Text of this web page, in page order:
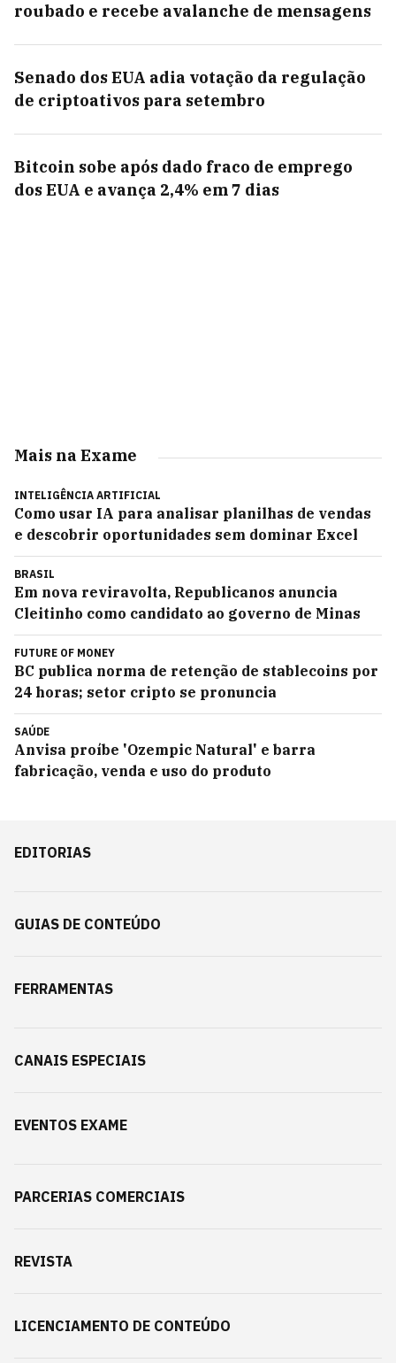
roubado e recebe avalanche de mensagens
Senado dos EUA adia votação da regulação
de criptoativos para setembro
Bitcoin sobe após dado fraco de emprego
dos EUA e avança 2,4% em 7 dias
Mais na Exame
INTELIGÊNCIA ARTIFICIAL
Como usar IA para analisar planilhas de vendas
e descobrir oportunidades sem dominar Excel
BRASIL
Em nova reviravolta, Republicanos anuncia
Cleitinho como candidato ao governo de Minas
FUTURE OF MONEY
BC publica norma de retenção de stablecoins por
24 horas; setor cripto se pronuncia
SAÚDE
Anvisa proíbe 'Ozempic Natural' e barra
fabricação, venda e uso do produto
EDITORIAS
GUIAS DE CONTEÚDO
FERRAMENTAS
CANAIS ESPECIAIS
EVENTOS EXAME
PARCERIAS COMERCIAIS
REVISTA
LICENCIAMENTO DE CONTEÚDO